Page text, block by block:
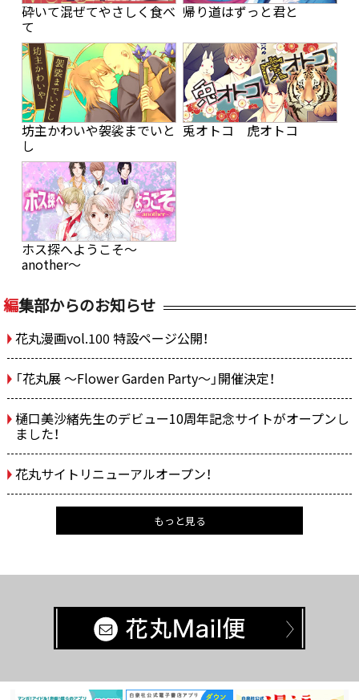
砕いて混ぜてやさしく食べ
て
帰り道はずっと君と
坊主かわいや袈裟までいと
し
兎オトコ 虎オトコ
ホス探へようこそ～
another～
編集部からのお知らせ
花丸漫画vol.100 特設ページ公開！
「花丸展 ～Flower Garden Party～」開催決定！
樋口美沙緒先生のデビュー10周年記念サイトがオープンし
ました！
花丸サイトリニューアルオープン！
もっと見る